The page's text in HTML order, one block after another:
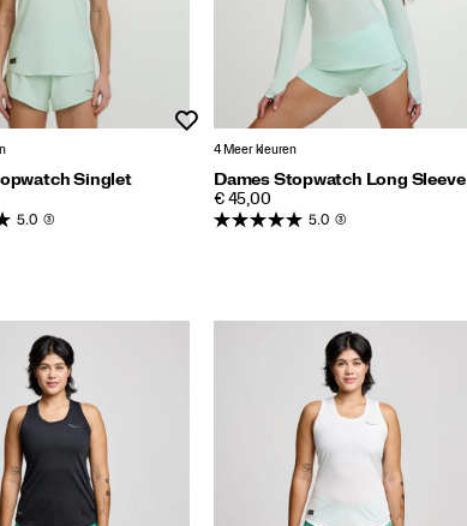
Singlet
5.0 (3)
Wenslijst
4 Meer kleuren
Dames Stopwatch Long Sleeve
PRICE
€ 45,00
5.0 (3)